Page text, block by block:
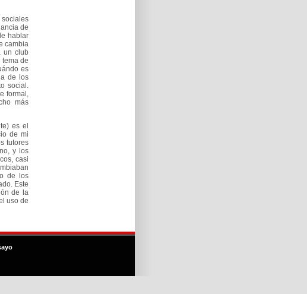
de
hablar
cambia
un club
de
es
de los
social.
formal,
más
es el
de mi
tutores
y los
casi
de los
Este
de la
uso de